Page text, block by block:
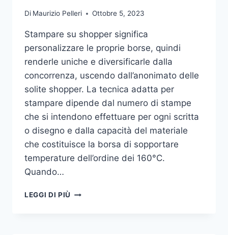
Di Maurizio Pelleri Ottobre 5, 2023
Stampare su shopper significa
personalizzare le proprie borse, quindi
renderle uniche e diversificarle dalla
concorrenza, uscendo dall’anonimato delle
solite shopper. La tecnica adatta per
stampare dipende dal numero di stampe
che si intendono effettuare per ogni scritta
o disegno e dalla capacità del materiale
che costituisce la borsa di sopportare
temperature dell’ordine dei 160°C.
Quando…
LEGGI DI PIÙ COME